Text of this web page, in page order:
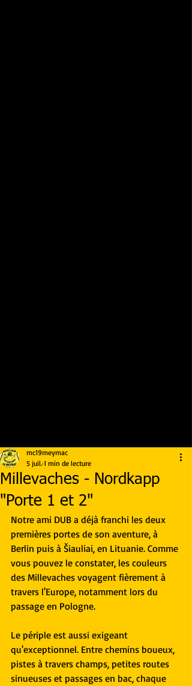
Millevaches - Nordkapp
"Porte 1 et 2"
mc19meymac
5 juil. 1 min de lecture
Notre ami DUB a déjà franchi les deux
premières portes de son aventure, à
Berlin puis à Šiauliai, en Lituanie. Comme
vous pouvez le constater, les couleurs
des Millevaches voyagent fièrement à
travers l'Europe, notamment lors du
passage en Pologne.
Le périple est aussi exigeant
qu'exceptionnel. Entre chemins boueux,
pistes à travers champs, petites routes
sinueuses et passages en bac, chaque